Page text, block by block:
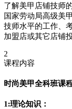
了解美甲店铺技师
国家劳动局高级美
技师水平的工作、
加盟店或其它店铺
2
课程内容
时尚美甲全科班课
1:理论知识：